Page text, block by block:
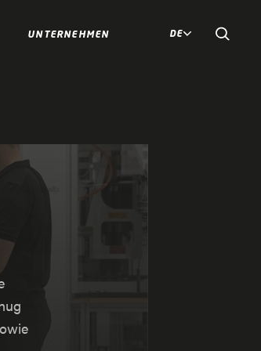
UNTERNEHMEN DE